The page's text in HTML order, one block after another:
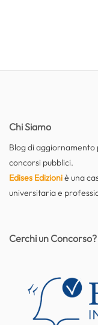
Chi Siamo
Blog di aggiornamento
concorsi pubblici.
Edises Edizioniè una
universitaria e
Cerchi un